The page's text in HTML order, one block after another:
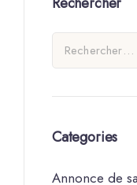
Categories
Annonce de